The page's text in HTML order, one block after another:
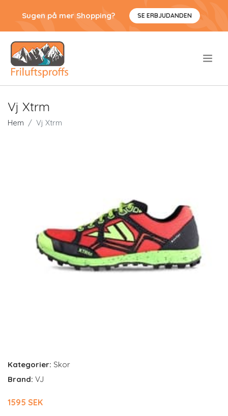
Sugen på mer Shopping? SE ERBJUDANDEN
Vj Xtrm
Hem Vj Xtrm
Kategorier: Skor
Brand: VJ
1595 SEK